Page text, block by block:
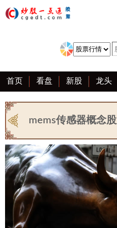
首页 看盘 新股 龙头
亮点 创业板 资料 复盘
mems传感器概念